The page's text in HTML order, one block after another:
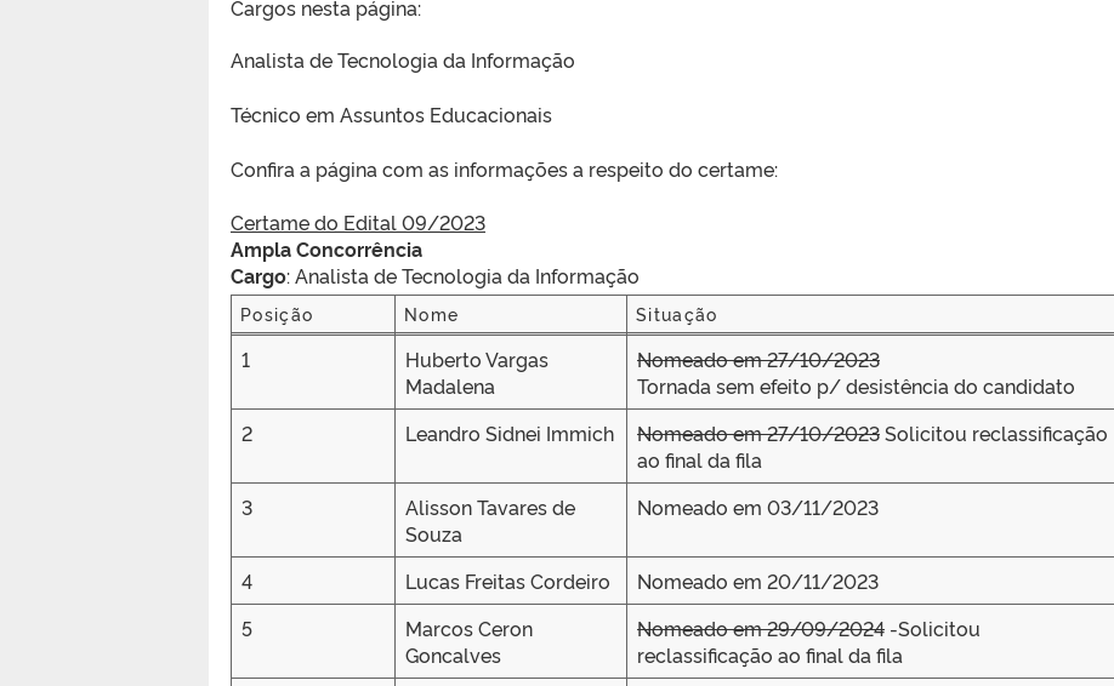
Cargos nesta página:
Analista de Tecnologia da Informação
Técnico em Assuntos Educacionais
Confira a página com as informações a respeito do certame:
Certame do Edital 09/2023
Ampla Concorrência
Cargo: Analista de Tecnologia da Informação
Posição Nome
Situação
1
Huberto Vargas
Madalena
Nomeado em 27/10/2023
Tornada sem efeito p/ desistência do candidato
2
Leandro Sidnei Immich Nomeado em 27/10/2023Solicitou reclassificação
ao final da fila
3
Alisson Tavares de
Souza
Nomeado em 03/11/2023
4 Lucas Freitas Cordeiro
Nomeado em 20/11/2023
5
Marcos Ceron
Goncalves
Nomeado em 29/09/2024 -Solicitou
reclassificação ao final da fila